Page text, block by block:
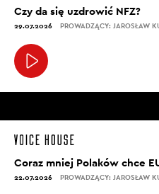
Czy da się uzdrowić NFZ?
29.07.2026 PROWADZĄCY: JAROSŁAW
Coraz mniej Polaków chce
22.07.2026 PROWADZĄCY: JAROSŁAW